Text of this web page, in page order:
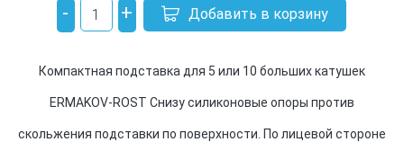
- + Добавить в корзину
Компактная подставка для 5 или 10 больших катушек
ERMAKOV-ROST Снизу силиконовые опоры против
скольжения подставки по поверхности. По лицевой стороне